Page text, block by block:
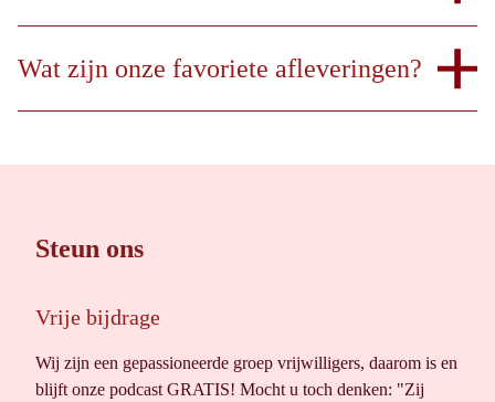
Wat zijn onze favoriete afleveringen?
Steun ons
Vrije bijdrage
Wij zijn een gepassioneerde groep vrijwilligers, daarom is en
blijft onze podcast GRATIS! Mocht u toch denken: "Zij